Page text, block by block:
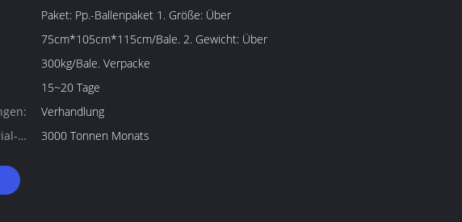
Paket: Pp.-Ballenpaket 1. Größe: Über
75cm*105cm*115cm/Bale. 2. Gewicht: Über
300kg/Bale. Verpacke
15~20 Tage
Verhandlung
3000 Tonnen Monats